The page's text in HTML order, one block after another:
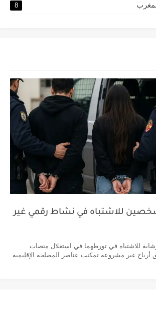
8
للاشتباه في نشاط رقمي غير
للاشتباه في تورطهما في استغلال منصات
أرباح غير مشروعة تمكنت عناصر المصلحة الإقليمية